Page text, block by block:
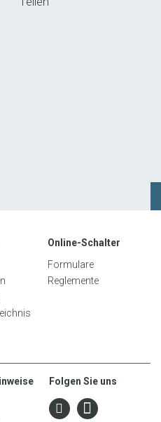
Online-Schalter
Formulare
Reglemente
Folgen Sie uns